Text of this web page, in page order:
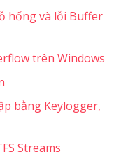
hổng và lỗi Buffer
trên Windows
bằng Keylogger,
Streams